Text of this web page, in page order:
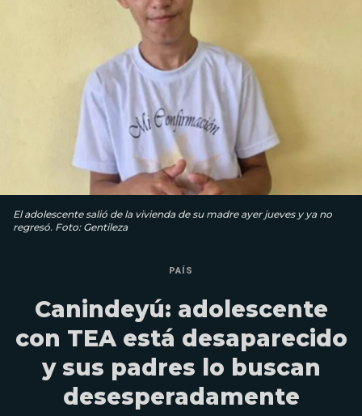
El adolescente salió de la vivienda de su madre ayer jueves y ya no
regresó. Foto: Gentileza
PAÍS
Canindeyú: adolescente
con TEA está desaparecido
y sus padres lo buscan
desesperadamente